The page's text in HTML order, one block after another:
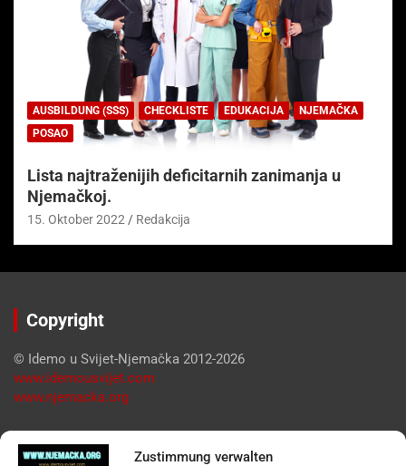
Zustimmung verwalten
AUSBILDUNG (SSS) CHECKLISTE EDUKACIJA
NJEMAČKA
POSAO
Lista najtraženijih deficitarnih zanimanja u
Njemačkoj.
15. Oktober 2022 Redakcija
Copyright
© Idemo u Svijet-Njemačka 2012-2026
www.idemousvijet.com
www.njemacka.org
Pregled